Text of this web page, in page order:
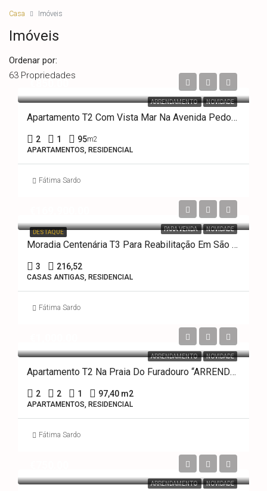
Casa Imóveis
Imóveis
63 Propriedades
Ordenar por:
ARRENDAMENTO NOVIDADE
€850.00
Apartamento T2 Com Vista Mar Na Avenida Pedonal Da Praia Do Furadouro,” ARRENDAMENTO”
2 1 95m2
APARTAMENTOS, RESIDENCIAL
Fátima Sardo
DESTAQUE PARA VENDA NOVIDADE
Moradia Centenária T3 Para Reabilitação Em São João, Ovar
3 216,52
CASAS ANTIGAS, RESIDENCIAL
Fátima Sardo
ARRENDAMENTO NOVIDADE
Apartamento T2 Na Praia Do Furadouro “ARRENDAMENTO”
2 2 1 97,40 m2
APARTAMENTOS, RESIDENCIAL
Fátima Sardo
ARRENDAMENTO NOVIDADE